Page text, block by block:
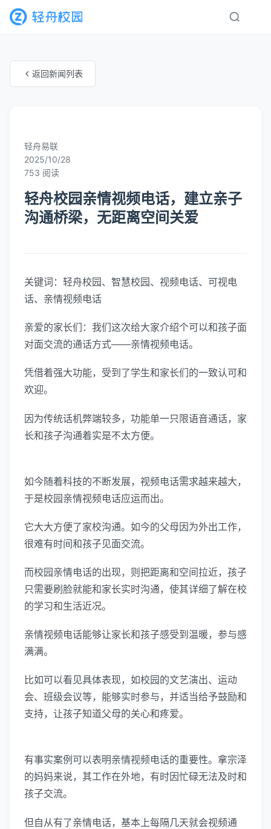
返回新闻列表
轻舟易联
2025/10/28
753 阅读
轻舟校园亲情视频电话，建立亲子
沟通桥梁，无距离空间关爱
关键词：轻舟校园、智慧校园、视频电话、可视电
话、亲情视频电话
亲爱的家长们：我们这次给大家介绍个可以和孩子面
对面交流的通话方式——亲情视频电话。
凭借着强大功能，受到了学生和家长们的一致认可和
欢迎。
因为传统话机弊端较多，功能单一只限语音通话，家
长和孩子沟通着实是不太方便。
如今随着科技的不断发展，视频电话需求越来越大，
于是校园亲情视频电话应运而出。
它大大方便了家校沟通。如今的父母因为外出工作，
很难有时间和孩子见面交流。
而校园亲情电话的出现，则把距离和空间拉近，孩子
只需要刷脸就能和家长实时沟通，使其详细了解在校
的学习和生活近况。
亲情视频电话能够让家长和孩子感受到温暖，参与感
满满。
比如可以看见具体表现，如校园的文艺演出、运动
会、班级会议等，能够实时参与，并适当给予鼓励和
支持，让孩子知道父母的关心和疼爱。
有事实案例可以表明亲情视频电话的重要性。拿宗泽
的妈妈来说，其工作在外地，有时因忙碌无法及时和
孩子交流。
但自从有了亲情电话，基本上每隔几天就会视频通